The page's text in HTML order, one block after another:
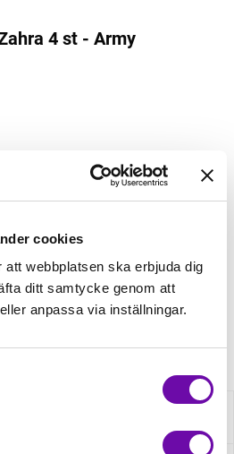
cookies
webbplatsen ska erbjuda dig
ditt samtycke genom att
anpassa via inställningar.
4 st - Army
varukorgen